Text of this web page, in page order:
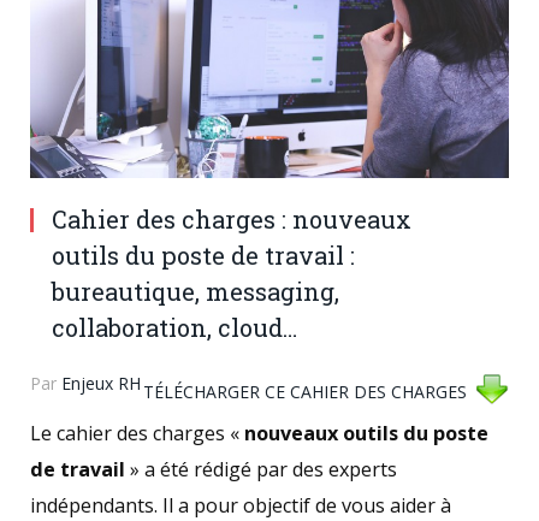
Cahier des charges : nouveaux
outils du poste de travail :
bureautique, messaging,
collaboration, cloud…
Par Enjeux RH TÉLÉCHARGER CE CAHIER DES CHARGES
Le cahier des charges « nouveaux outils du poste
de travail » a été rédigé par des experts
indépendants. Il a pour objectif de vous aider à